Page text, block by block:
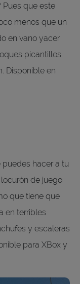
Pues que este
menos que un
en vano yacer
picantillos
Disponible en
hacer a tu
de juego
que tiene que
en terribles
y escaleras
para XBox y